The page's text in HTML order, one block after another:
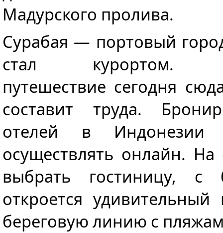
Мадурского пролива.
Сурабая — портовый
стал курортом.
путешествие сегодня
составит труда.
отелей в Индонезии
осуществлять онлайн.
выбрать гостиницу, с
откроется
береговую линию с